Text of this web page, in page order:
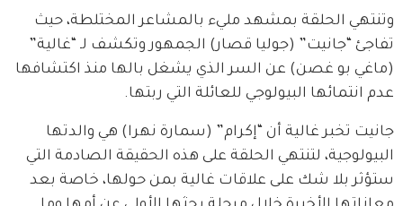
وتنتهي الحلقة بمشهد مليء بالمشاعر المختلطة، حيث
تفاجئ “جانيت” (جوليا قصار) الجمهور وتكشف لـ “غالية”
(ماغي بو غصن) عن السر الذي يشغل بالها منذ اكتشافها
عدم انتمائها البيولوجي للعائلة التي ربتها.
جانيت تخبر غالية أن “إكرام” (سمارة نهرا) هي والدتها
البيولوجية، لتنتهي الحلقة على هذه الحقيقة الصادمة التي
ستؤثر بلا شك على علاقات غالية بمن حولها، خاصة بعد